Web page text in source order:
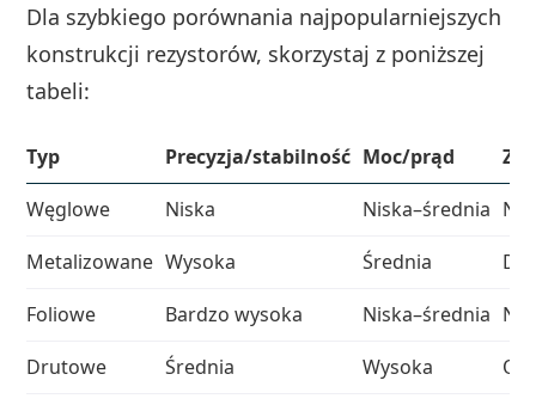
Dla szybkiego porównania najpopularniejszych
konstrukcji rezystorów, skorzystaj z poniższej
tabeli:
Typ Precyzja/stabilność Moc/prąd
Węglowe
Niska Niska–średnia
Metalizowane Wysoka Średnia
Foliowe
Bardzo wysoka Niska–średnia
Drutowe
Średnia Wysoka